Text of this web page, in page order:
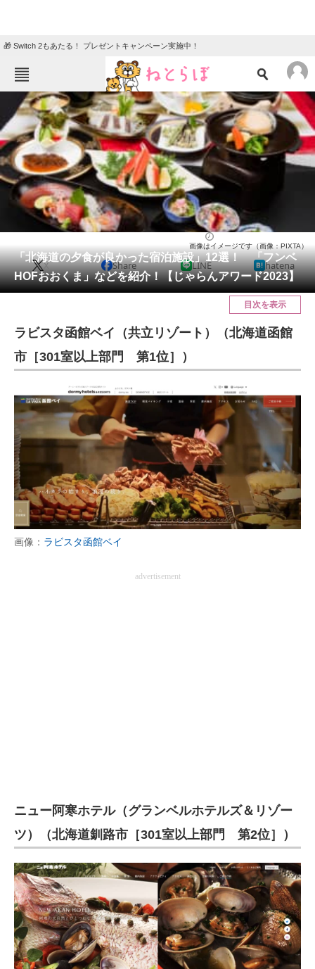
🎁 Switch 2もあたる！ プレゼントキャンペーン実施中！
ねとらぼメニュー
TOP ニュース
エンタメ クイズ
グルメ 地域
住まい 教育・育児
リサーチ
会員記事
メディア
進化するPCとデバイスの未来
好きが集まる 比べて選べる
ビジネスと働き方のヒント
AI活用のいまが分かる
企業ITのトレンドを詳説
エネルギーの専門メディア
ちょっと気になるネットの話題
「北海道の夕食が良かった宿泊施設」12選！ 「フンベ
HOFおおくま」などを紹介！【じゃらんアワード2023】
画像はイメージです（画像：PIXTA）
X Share LINE hatena
目次を表示
ラビスタ函館ベイ（共立リゾート）（北海道函館
市［301室以上部門 第1位］）
画像： ラビスタ函館ベイ
advertisement
ニュー阿寒ホテル（グランベルホテルズ＆リゾー
ツ）（北海道釧路市［301室以上部門 第2位］）